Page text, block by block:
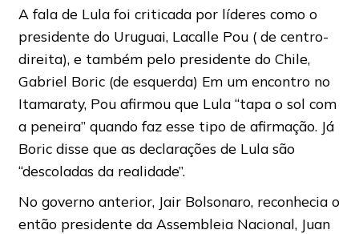
A fala de Lula foi criticada por líderes como o
presidente do Uruguai, Lacalle Pou ( de centro-
direita), e também pelo presidente do Chile,
Gabriel Boric (de esquerda) Em um encontro no
Itamaraty, Pou afirmou que Lula “tapa o sol com
a peneira” quando faz esse tipo de afirmação. Já
Boric disse que as declarações de Lula são
“descoladas da realidade”.
No governo anterior, Jair Bolsonaro, reconhecia o
então presidente da Assembleia Nacional, Juan